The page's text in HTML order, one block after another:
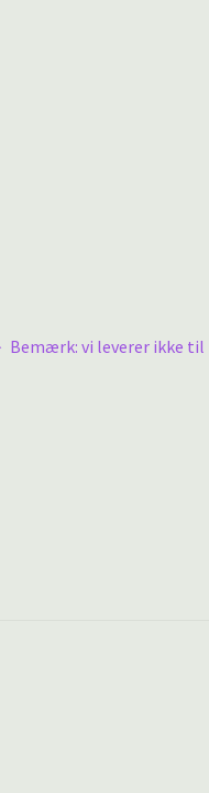
Bemærk: vi leverer ikke til